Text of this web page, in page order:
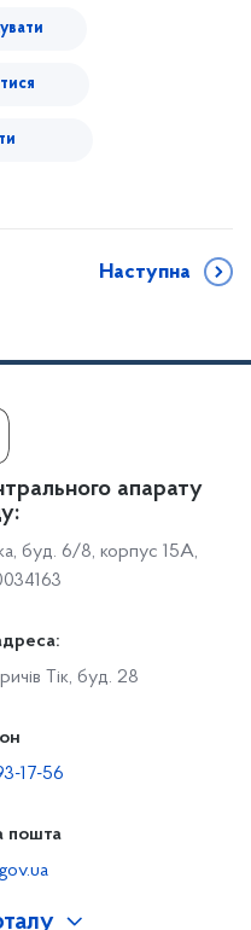
Наступна
апарату
буд. 6/8, корпус 15А,
Тік, буд. 28
17-56
пошта